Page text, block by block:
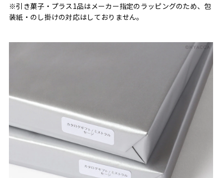
※引き菓子・プラス1品はメーカー指定のラッピングのため、包
装紙・のし掛けの対応はしておりません。